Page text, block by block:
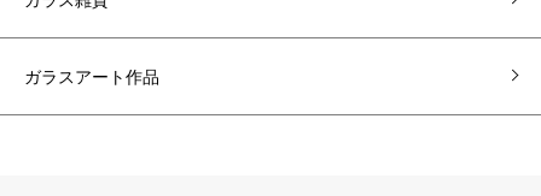
ガラスアート作品